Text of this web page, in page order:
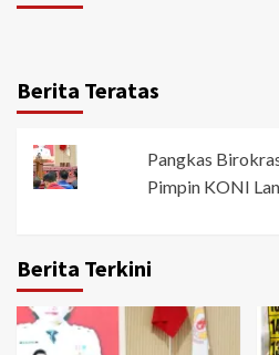
Berita Teratas
Pangkas
Pimpin KONI
Berita Terkini